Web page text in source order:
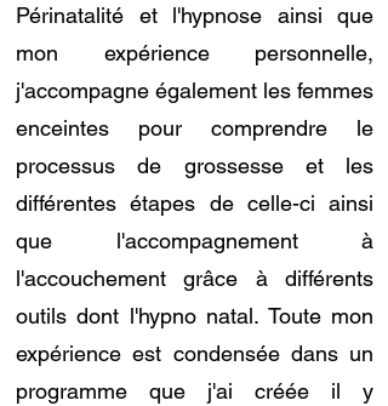
Périnatalité et l'hypnose ainsi que
mon expérience personnelle,
j'accompagne également les femmes
enceintes pour comprendre le
processus de grossesse et les
différentes étapes de celle-ci ainsi
que l'accompagnement à
l'accouchement grâce à différents
outils dont l'hypno natal. Toute mon
expérience est condensée dans un
programme que j'ai créée il y